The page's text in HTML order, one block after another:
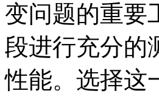
变问题的重要
段进行充分的
性能。选择这